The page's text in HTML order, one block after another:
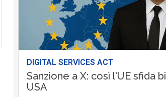
DIGITAL SERVICES ACT
Sanzione a X: così l'UE sfida
USA